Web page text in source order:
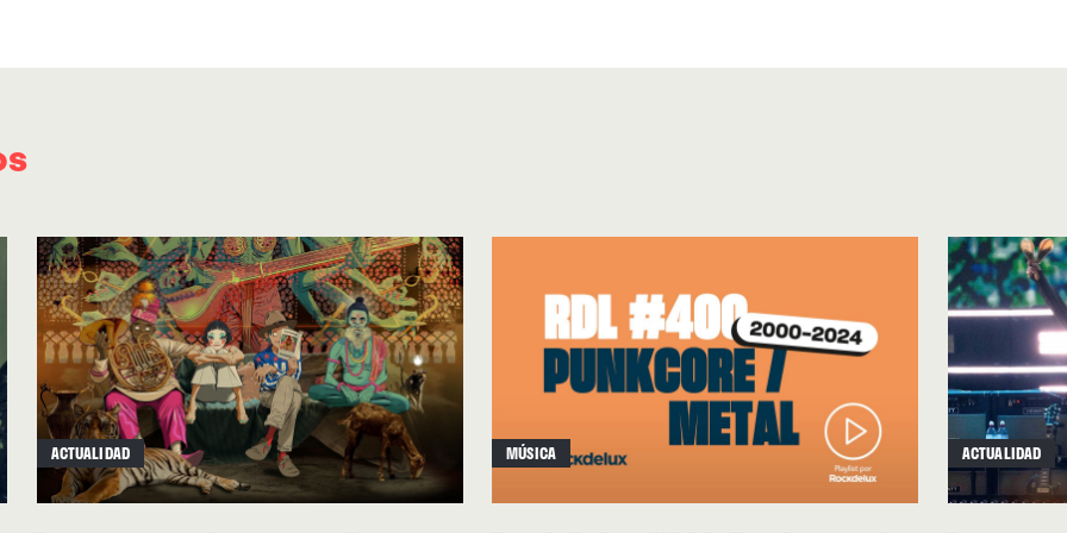
“SEEIN’ STARS”fue otro de losvídeoslanzados como doble sencillo junto
batería sucia, directa, animal. Es uno de los pocos momentos donde
Turnstile se permiten sonarsolohardcore, y te lo agradecen dejándote sin
aire.
El tercer adelanto fue“LOOK OUT FOR ME”
, y no es casual que ocupe el
centro emocional del disco. Empieza con guitarras amplias y melódicas,
con un ritmo que se estira como goma caliente, y un estribillo que se repite
hasta hacerse un lema obsesivo:“Now my heart is hanging by a thread”.En
ACTUALIDAD MÚSICA ACTUALIDAD